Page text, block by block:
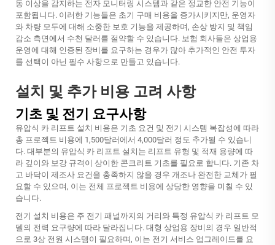
동 이상을 감지하는 전자 모니터링 시스템과 같은 정교한 안전 기능이
포함됩니다. 이러한 기능들은 초기 구매 비용을 증가시키지만, 운영자
와 차량 모두에 대해 소중한 보호 기능을 제공하며, 손상 방지 및 책임
감소 측면에서 수천 달러를 절약할 수 있습니다. 보험 회사들은 상업용
운영에 대해 인증된 장비를 요구하는 경우가 많아 추가적인 안전 투자
를 선택이 아닌 필수 사항으로 만들고 있습니다.
설치 및 추가 비용 고려 사항
기초 및 전기 요구사항
유압식 카 리프트 설치 비용은 기초 요건 및 전기 시스템 복잡성에 따라
총 프로젝트 비용에 1,500달러에서 4,000달러 정도 추가될 수 있습니
다. 대부분의 유압식 카 리프트 설치는 리프트 유형 및 적재 용량에 따
라 깊이와 보강 규격이 상이한 콘크리트 기초를 필요로 합니다. 기존 차
고 바닥이 제조사 요건을 충족하지 않을 경우 개조나 완전한 교체가 필
요할 수 있으며, 이는 전체 프로젝트 비용에 상당한 영향을 미칠 수 있
습니다.
전기 설치 비용은 주 전기 패널까지의 거리와 특정 유압식 카 리프트 모
델의 전력 요구량에 따라 달라집니다. 대형 상업용 장비의 경우 일반적
으로 3상 전원 시스템이 필요하며, 이는 전기 서비스 업그레이드를 요